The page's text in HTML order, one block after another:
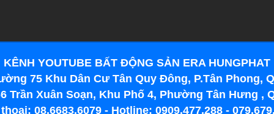
KÊNH YOUTUBE BẤT ĐỘNG SẢN ERA HUNGPHAT
75 Khu Dân Cư Tân Quy Đông, P.Tân Phong,
Trần Xuân Soạn, Khu Phố 4, Phường Tân Hưng ,
08.6683.6079 - Hotline: 0909.477.288 -